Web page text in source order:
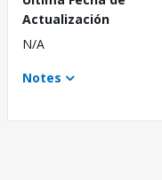
Actualización
N/A
Notes